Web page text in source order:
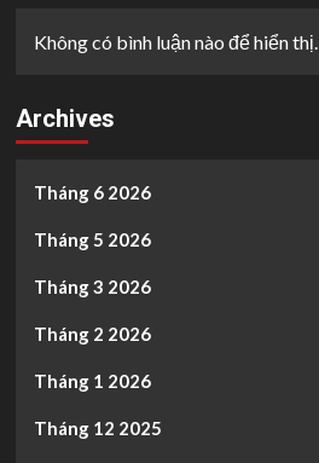
Không có bình luận nào để hiển thị.
Archives
Tháng 6 2026
Tháng 5 2026
Tháng 3 2026
Tháng 2 2026
Tháng 1 2026
Tháng 12 2025